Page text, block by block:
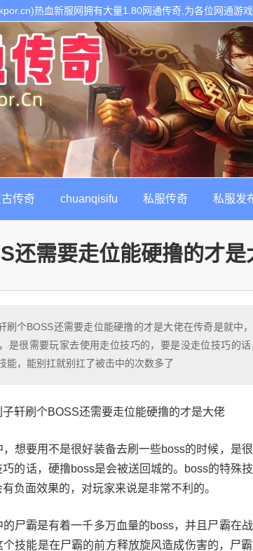
热血新服网拥有大量1.80网通传奇,为各位网通游
继网通传奇私服以后最热门的每日新开1.80传奇私服发布
传奇 chuanqisifu 私服传奇 私服发
还需要走位能硬撸的才是
刷个BOSS还需要走位能硬撸的才是大佬在传奇是就中
是很需要玩家去使用走位技巧的，要是没走位技巧的
能，能别扛就别扛了被击中的次数多了
轩刷个BOSS还需要走位能硬撸的才是大佬
想要用不是很好装备去刷一些boss的时候，是
的话，硬撸boss是会被送回城的。boss的特殊
负面效果的，对玩家来说是非常不利的。
尸霸是有着一千多万血量的boss，并且尸霸在
个技能是在尸霸的前方释放旋风造成伤害的，尸